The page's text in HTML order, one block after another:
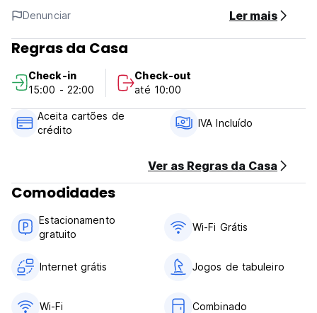
Every room has a shared bathroom equipped with a shower
and a hairdryer, while certain rooms here will provide you
with a kitchen fitted with an oven.
Hostel Rosa de los Vientos Policy and Conditions:
Cancellation Policy: 3 days before arrival. In case of a late
cancellation or No Show, you will be charged the first night
of your stay.
Check in from 15.00 to 22.00
Taxes included
Breakfast not included
General:
24 hours reception.
Denunciar Ler mais
Regras da Casa
Check-in
15:00 - 22:00
Check-out
até 10:00
Aceita cartões de
crédito
IVA Incluído
Ver as Regras da Casa
Comodidades
Estacionamento
gratuito
Wi-Fi Grátis
Internet grátis Jogos de tabuleiro
Wi-Fi Combinado